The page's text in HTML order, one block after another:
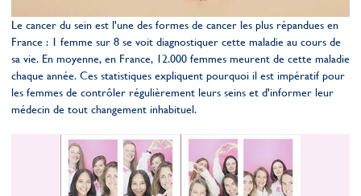
Le cancer du sein est l'une des formes de cancer les plus répandues en
France : 1 femme sur 8 se voit diagnostiquer cette maladie au cours de
sa vie. En moyenne, en France, 12.000 femmes meurent de cette maladie
chaque année. Ces statistiques expliquent pourquoi il est impératif pour
les femmes de contrôler régulièrement leurs seins et d'informer leur
médecin de tout changement inhabituel.